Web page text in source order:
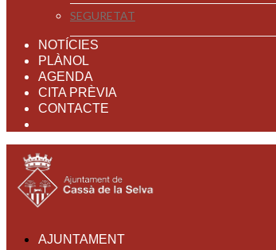
SEGURETAT
NOTÍCIES
PLÀNOL
AGENDA
CITA PRÈVIA
CONTACTE
AJUNTAMENT